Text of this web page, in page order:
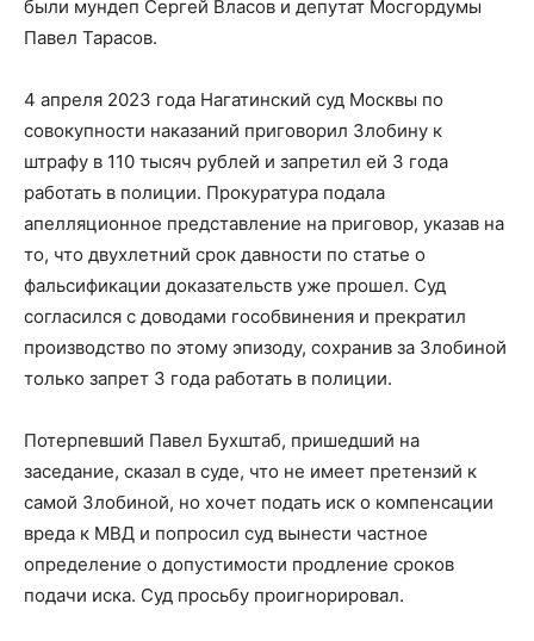
были мундеп Сергей Власов и депутат Мосгордумы
Павел Тарасов.
4 апреля 2023 года Нагатинский суд Москвы по
совокупности наказаний приговорил Злобину к
штрафу в 110 тысяч рублей и запретил ей 3 года
работать в полиции. Прокуратура подала
апелляционное представление на приговор, указав на
то, что двухлетний срок давности по статье о
фальсификации доказательств уже прошел. Суд
согласился с доводами гособвинения и прекратил
производство по этому эпизоду, сохранив за Злобиной
только запрет 3 года работать в полиции.
Потерпевший Павел Бухштаб, пришедший на
заседание, сказал в суде, что не имеет претензий к
самой Злобиной, но хочет подать иск о компенсации
вреда к МВД и попросил суд вынести частное
определение о допустимости продление сроков
подачи иска. Суд просьбу проигнорировал.